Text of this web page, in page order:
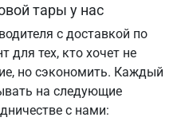
тары у нас
с доставкой по
для тех, кто хочет не
но сэкономить. Каждый
на следующие
с нами: